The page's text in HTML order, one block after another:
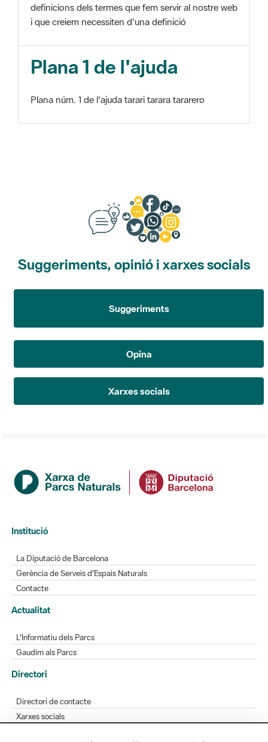
definicions dels termes que fem servir al nostre web
i que creiem necessiten d'una definició
Plana 1 de l'ajuda
Plana núm. 1 de l'ajuda tarari tarara tararero
Suggeriments, opinió i xarxes socials
Suggeriments
Opina
Xarxes socials
Institució
La Diputació de Barcelona
Gerència de Serveis d'Espais Naturals
Contacte
Actualitat
L'Informatiu dels Parcs
Gaudim als Parcs
Directori
Directori de contacte
Xarxes socials